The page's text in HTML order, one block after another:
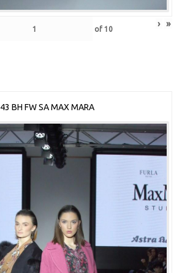
of 10 › »
43 BH FW SA MAX MARA